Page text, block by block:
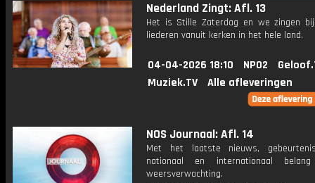
Nederland Zingt: Afl. 13
Het is Stille Zaterdag en we zingen
liederen vanuit kerken in het hele land.
04-04-2026 18:10 NPO2
Muziek.TV
Alle afleveringen
NOS Journaal: Afl. 14
Met het laatste nieuws,
nationaal en internationaal
weersverwachting.